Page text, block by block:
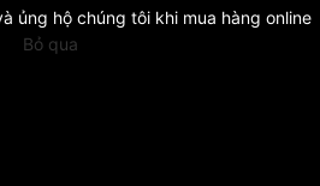
ủng hộ chúng tôi khi mua hàng online
Bỏ qua